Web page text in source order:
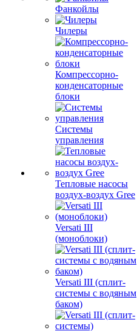
Фанкойлы
Чилеры
Компрессорно-
конденсаторные
блоки
Системы
управления
Тепловые насосы
воздух-воздух Gree
Versati III
(моноблоки)
Versati III (сплит-
системы с водяным
баком)